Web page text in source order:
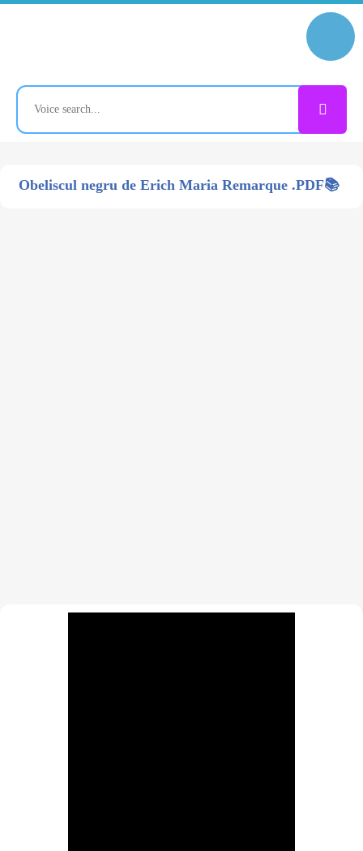
Obeliscul negru de Erich Maria Remarque .PDF📚